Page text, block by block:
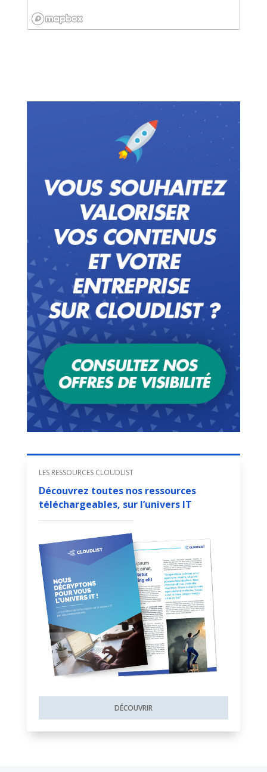
LES RESSOURCES CLOUDLIST
Découvrez toutes nos ressources
téléchargeables, sur l’univers IT
DÉCOUVRIR